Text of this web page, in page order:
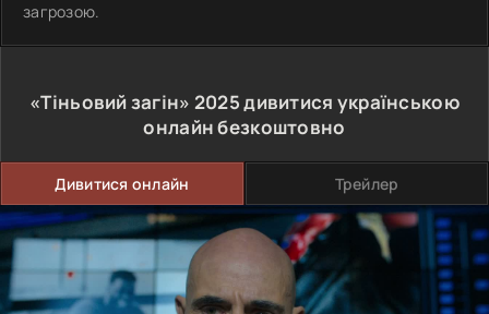
загрозою.
«Тіньовий загін» 2025дивитися українською
онлайн безкоштовно
Дивитися онлайн Трейлер